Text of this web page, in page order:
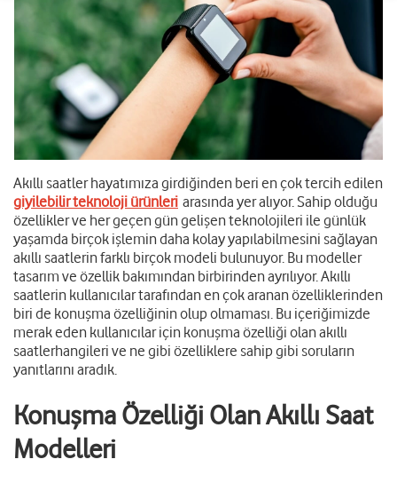
Akıllı saatler hayatımıza girdiğinden beri en çok tercih edilen
giyilebilir teknoloji ürünleri arasında yer alıyor. Sahip olduğu
özellikler ve her geçen gün gelişen teknolojileri ile günlük
yaşamda birçok işlemin daha kolay yapılabilmesini sağlayan
akıllı saatlerin farklı birçok modeli bulunuyor. Bu modeller
tasarım ve özellik bakımından birbirinden ayrılıyor. Akıllı
saatlerin kullanıcılar tarafından en çok aranan özelliklerinden
biri de konuşma özelliğinin olup olmaması. Bu içeriğimizde
merak eden kullanıcılar için konuşma özelliği olan akıllı
saatlerhangileri ve ne gibi özelliklere sahip gibi soruların
yanıtlarını aradık.
Konuşma Özelliği Olan Akıllı Saat
Modelleri